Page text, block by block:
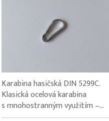
Karabina hasičská DIN 5299C.
Klasická ocelová karabina
s mnohostranným využitím –...